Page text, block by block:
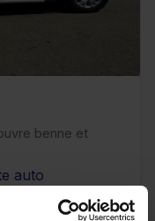
benne et
auto